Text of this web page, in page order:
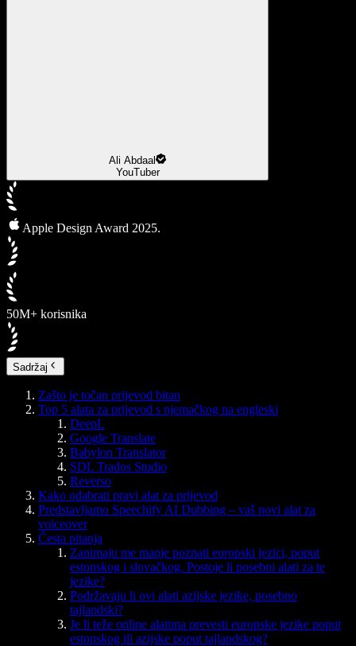
Ali Abdaal
YouTuber
Apple Design Award 2025.
50M+ korisnika
Sadržaj
Zašto je točan prijevod bitan
Top 5 alata za prijevod s njemačkog na engleski
DeepL
Google Translate
Babylon Translator
SDL Trados Studio
Reverso
Kako odabrati pravi alat za prijevod
Predstavljamo Speechify AI Dubbing – vaš novi alat za
voiceover
Česta pitanja
Zanimaju me manje poznati europski jezici, poput
estonskog i slovačkog. Postoje li posebni alati za te
jezike?
Podržavaju li ovi alati azijske jezike, posebno
tajlandski?
Je li teže online alatima prevesti europske jezike poput
estonskog ili azijske poput tajlandskog?